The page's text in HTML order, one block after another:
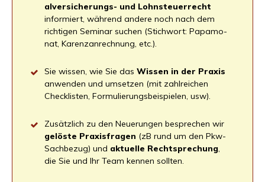
al­ver­si­che­rungs- und Lohn­steu­er­recht
infor­miert, wäh­rend ande­re noch nach dem
rich­ti­gen Semi­nar suchen (Stich­wort: Papa­mo­
nat, Karenz­an­rech­nung, etc.).
Sie wis­sen, wie Sie das Wis­sen in der Pra­xis
anwen­den und umset­zen (mit zahl­rei­chen
Check­lis­ten, For­mu­lie­rungs­bei­spie­len, usw).
Zusätz­lich zu den Neue­run­gen bespre­chen wir
gelös­te Pra­xis­fra­gen (zB rund um den Pkw-
Sach­be­zug) und aktu­el­le Recht­spre­chung,
die Sie und Ihr Team ken­nen sollten.